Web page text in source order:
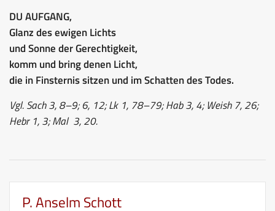
DU AUFGANG,
Glanz des ewigen Lichts
und Sonne der Gerechtigkeit,
komm und bring denen Licht,
die in Finsternis sitzen und im Schatten des Todes.
Vgl. Sach 3, 8–9; 6, 12; Lk 1, 78–79; Hab 3, 4; Weish 7, 26;
Hebr 1, 3; Mal 3, 20.
P. Anselm Schott